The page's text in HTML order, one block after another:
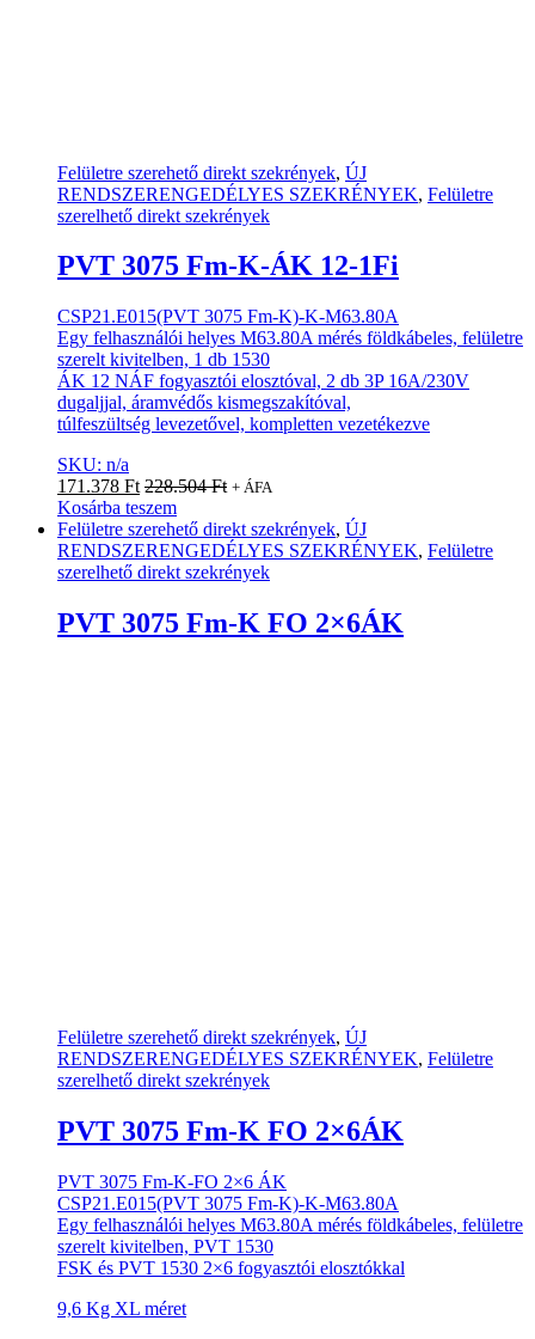
Felületre szerehető direkt szekrények, ÚJ
RENDSZERENGEDÉLYES SZEKRÉNYEK, Felületre
szerelhető direkt szekrények
PVT 3075 Fm-K-ÁK 12-1Fi
CSP21.E015(PVT 3075 Fm-K)-K-M63.80A
Egy felhasználói helyes M63.80A mérés földkábeles, felületre
szerelt kivitelben, 1 db 1530
ÁK 12 NÁF fogyasztói elosztóval, 2 db 3P 16A/230V
dugaljjal, áramvédős kismegszakítóval,
túlfeszültség levezetővel, kompletten vezetékezve
SKU: n/a
171.378 Ft 228.504Ft + ÁFA
Kosárba teszem
Felületre szerehető direkt szekrények, ÚJ
RENDSZERENGEDÉLYES SZEKRÉNYEK, Felületre
szerelhető direkt szekrények
PVT 3075 Fm-K FO 2×6ÁK
Felületre szerehető direkt szekrények, ÚJ
RENDSZERENGEDÉLYES SZEKRÉNYEK, Felületre
szerelhető direkt szekrények
PVT 3075 Fm-K FO 2×6ÁK
PVT 3075 Fm-K-FO 2×6 ÁK
CSP21.E015(PVT 3075 Fm-K)-K-M63.80A
Egy felhasználói helyes M63.80A mérés földkábeles, felületre
szerelt kivitelben, PVT 1530
FSK és PVT 1530 2×6 fogyasztói elosztókkal
9,6 Kg XL méret